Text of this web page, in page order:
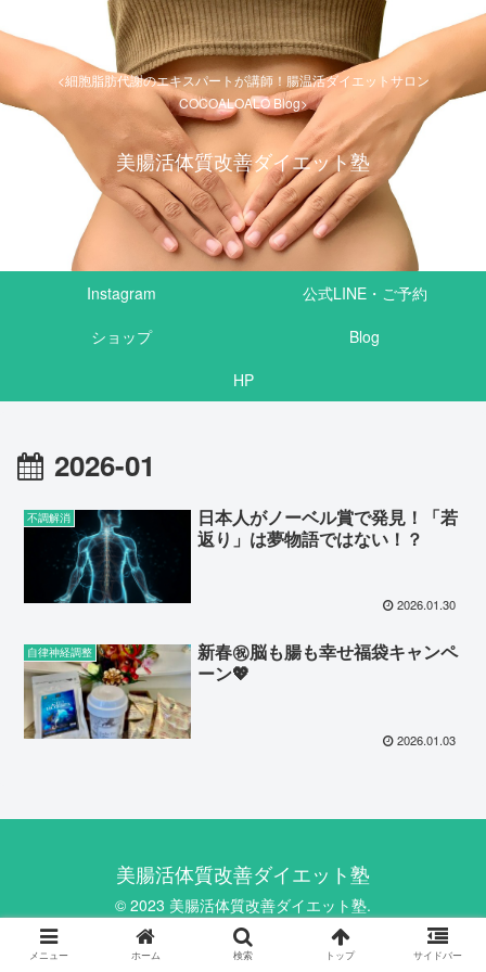
<細胞脂肪代謝のエキスパートが講師！腸温活ダイエットサロン
COCOALOALO Blog>
美腸活体質改善ダイエット塾
Instagram
公式LINE・ご予約
ショップ
Blog
HP
2026-01
不調解消
日本人がノーベル賞で発見！「若
返り」は夢物語ではない！？
2026.01.30
自律神経調整
新春㊗️脳も腸も幸せ福袋キャンペ
ーン💖
2026.01.03
美腸活体質改善ダイエット塾
© 2023 美腸活体質改善ダイエット塾.
メニュー ホーム 検索 トップ サイドバー